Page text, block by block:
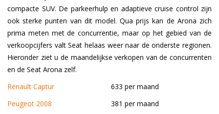
compacte SUV. De parkeerhulp en adaptieve cruise control zijn
ook sterke punten van dit model. Qua prijs kan de Arona zich
prima meten met de concurrentie, maar op het gebied van de
verkoopcijfers valt Seat helaas weer naar de onderste regionen.
Hieronder ziet u de maandelijkse verkopen van de concurrenten
en de Seat Arona zelf.
Renault Captur
633 per maand
Peugeot 2008
381 per maand